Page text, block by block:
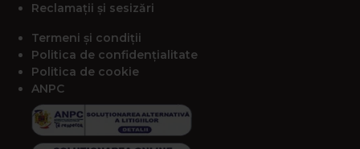
Reclamații și sesizări
Termeni și condiții
Politica de confidențialitate
Politica de cookie
ANPC